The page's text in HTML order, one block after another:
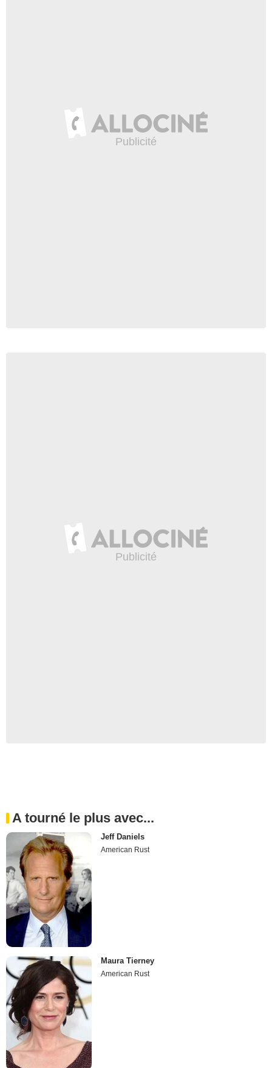
A tourné le plus avec...
Jeff Daniels
American Rust
Maura Tierney
American Rust